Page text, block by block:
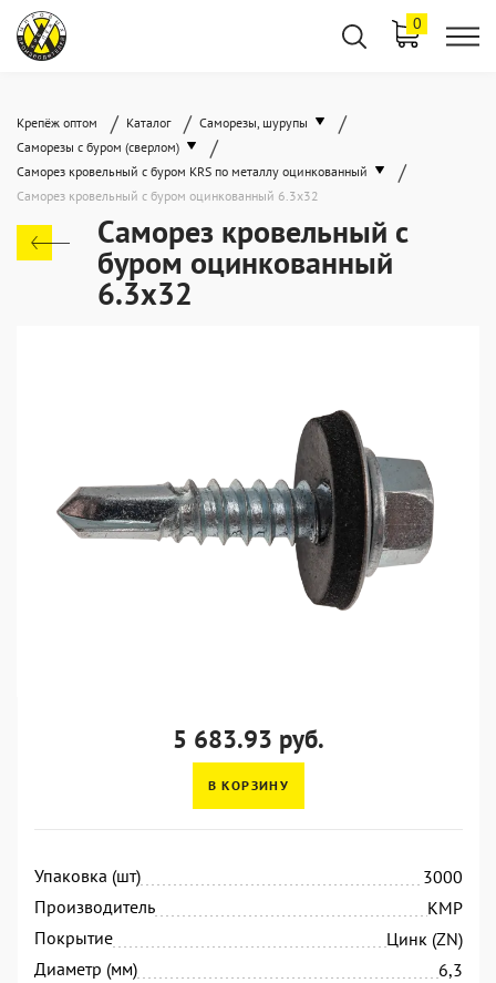
0
Крепёж оптом / Каталог / Саморезы, шурупы /
Саморезы с буром (сверлом) /
Саморез кровельный с буром KRS по металлу оцинкованный /
Саморез кровельный с буром оцинкованный 6.3х32
Саморез кровельный с
буром оцинкованный
6.3х32
5 683.93 руб.
В КОРЗИНУ
Упаковка (шт)
3000
Производитель
KMP
Покрытие
Цинк (ZN)
Диаметр (мм)
6,3